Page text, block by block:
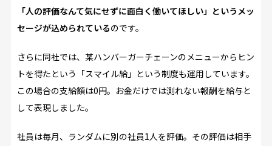
「人の評価なんて気にせずに面白く働いてほしい」というメッ
セージが込められているのです。
さらに同社では、某ハンバーガーチェーンのメニューからヒン
トを得たという「スマイル給」という制度も運用しています。
この場合の支給額は0円。お金だけでは測れない報酬を給与と
して表現しました。
社員は毎月、ランダムに別の社員1人を評価。その評価は相手